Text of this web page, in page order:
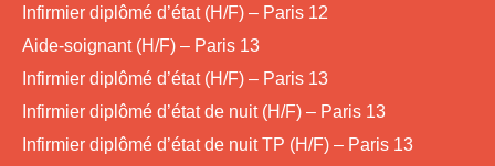
Infirmier diplômé d’état (H/F) – Paris 12
Aide-soignant (H/F) – Paris 13
Infirmier diplômé d’état (H/F) – Paris 13
Infirmier diplômé d’état de nuit (H/F) – Paris 13
Infirmier diplômé d’état de nuit TP (H/F) – Paris 13